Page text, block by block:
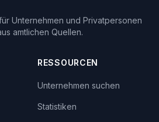
Unternehmen und Privatpersonen
amtlichen Quellen.
RESSOURCEN
Unternehmen suchen
Statistiken